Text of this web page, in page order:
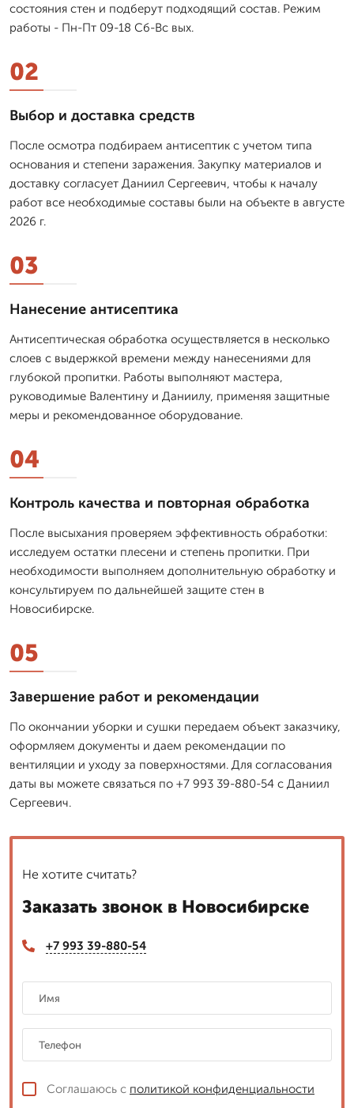
состояния стен и подберут подходящий состав. Режим
работы - Пн-Пт 09-18 Сб-Вс вых.
02
Выбор и доставка средств
После осмотра подбираем антисептик с учетом типа
основания и степени заражения. Закупку материалов и
доставку согласует Даниил Сергеевич, чтобы к началу
работ все необходимые составы были на объекте в августе
2026 г.
03
Нанесение антисептика
Антисептическая обработка осуществляется в несколько
слоев с выдержкой времени между нанесениями для
глубокой пропитки. Работы выполняют мастера,
руководимые Валентину и Даниилу, применяя защитные
меры и рекомендованное оборудование.
04
Контроль качества и повторная обработка
После высыхания проверяем эффективность обработки:
исследуем остатки плесени и степень пропитки. При
необходимости выполняем дополнительную обработку и
консультируем по дальнейшей защите стен в
Новосибирске.
05
Завершение работ и рекомендации
По окончании уборки и сушки передаем объект заказчику,
оформляем документы и даем рекомендации по
вентиляции и уходу за поверхностями. Для согласования
даты вы можете связаться по +7 993 39-880-54 с Даниил
Сергеевич.
Не хотите считать?
Заказать звонок в Новосибирске
+7 993 39-880-54
Соглашаюсь с политикой конфиденциальности